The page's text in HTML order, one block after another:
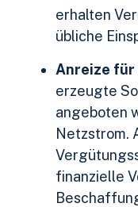
erhalten
übliche
Anreize
erzeugte
angeboten
Netzstrom.
finanzielle